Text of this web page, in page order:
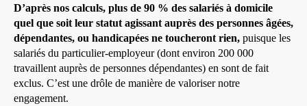
D’après nos calculs, plus de 90 % des salariés à domicile
quel que soit leur statut agissant auprès des personnes âgées,
dépendantes, ou handicapées ne toucheront rien, puisque les
salariés du particulier-employeur (dont environ 200 000
travaillent auprès de personnes dépendantes) en sont de fait
exclus. C’est une drôle de manière de valoriser notre
engagement.